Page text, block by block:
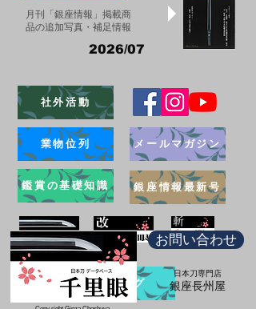
月刊「銀座情報」掲載商
品の追加写真・補足情報
2026/07
社外活動
業物位列
鑑賞の基礎知識
メールマガジン
銀座情報最新号
ブログ
お問い合わせ
日本刀専門店
​銀座長州屋